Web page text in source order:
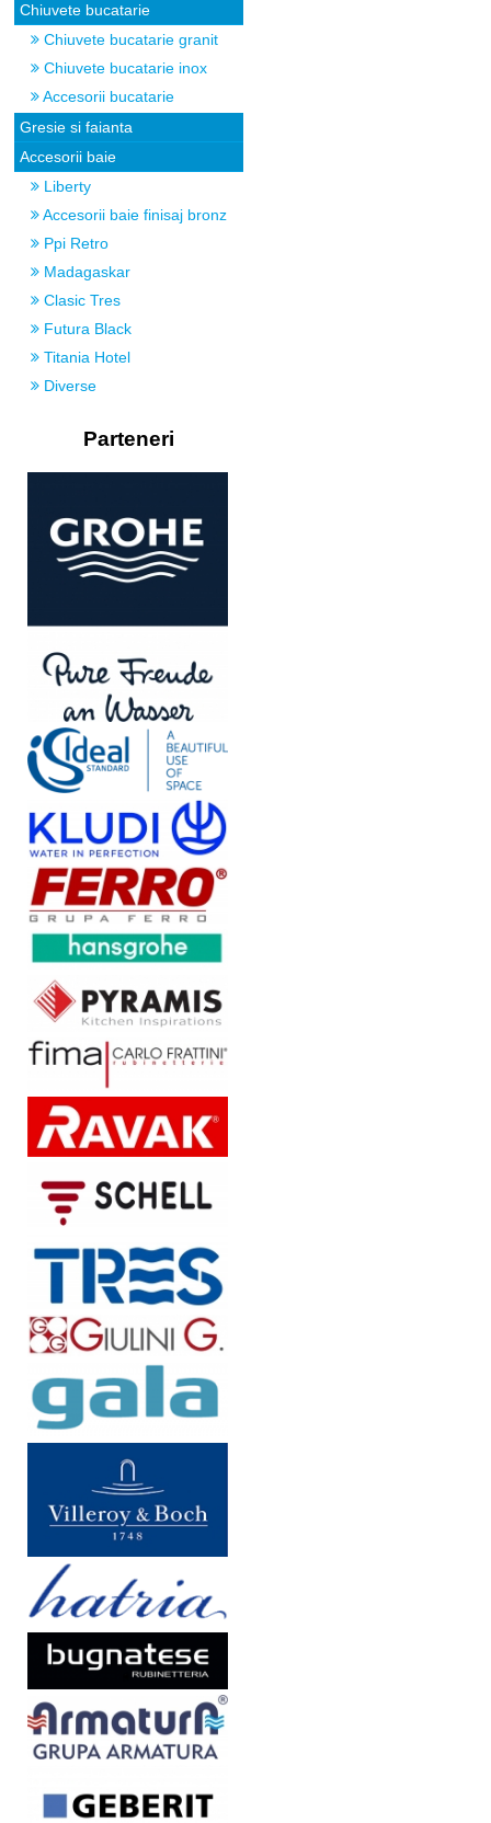
Chiuvete bucatarie
Chiuvete bucatarie granit
Chiuvete bucatarie inox
Accesorii bucatarie
Gresie si faianta
Accesorii baie
Liberty
Accesorii baie finisaj bronz
Ppi Retro
Madagaskar
Clasic Tres
Futura Black
Titania Hotel
Diverse
Parteneri